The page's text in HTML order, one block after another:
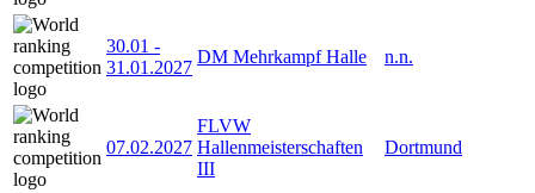
30.01 -
31.01.2027
DM Mehrkampf Halle n.n.
07.02.2027
FLVW
Hallenmeisterschaften
III
Dortmund